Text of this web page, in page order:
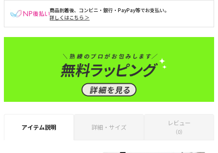
商品到着後、コンビニ・銀行・PayPay等でお支払い。
詳しくはこちら ＞
アイテム説明 詳細・サイズ
レビュー
（0）